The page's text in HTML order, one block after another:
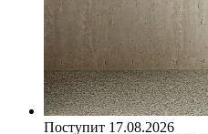
Поступит 17.08.2026